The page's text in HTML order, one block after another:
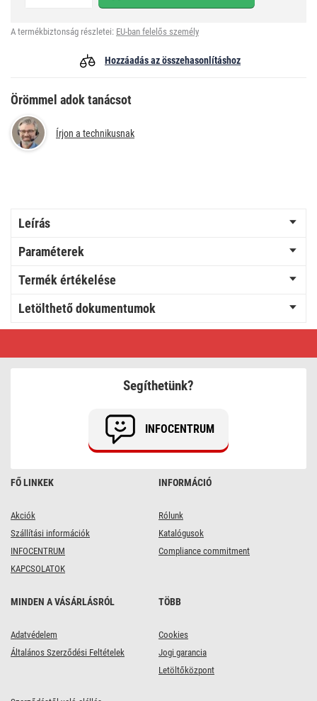
A termékbiztonság részletei: EU-ban felelős személy
Hozzáadás az összehasonlításhoz
Örömmel adok tanácsot
Írjon a technikusnak
Leírás
Paraméterek
Termék értékelése
Letölthető dokumentumok
FŐ LINKEK
Akciók
Szállítási információk
INFOCENTRUM
KAPCSOLATOK
INFORMÁCIÓ
Rólunk
Katalógusok
Compliance commitment
MINDEN A VÁSÁRLÁSRÓL
Adatvédelem
Általános Szerződési Feltételek
TÖBB
Cookies
Jogi garancia
Letöltőközpont
Segíthetünk?
INFOCENTRUM